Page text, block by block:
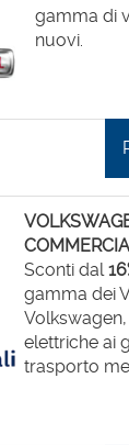
gamma di
nuovi.
Sconti dal
gamma dei
elettriche ai
trasporto